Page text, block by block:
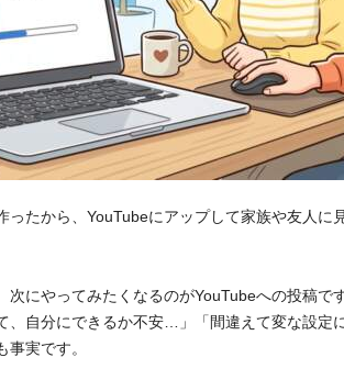
ったから、YouTubeにアップして家族や友人に
次にやってみたくなるのがYouTubeへの投稿で
、自分にできるか不安…」「間違えて変な設定
実です。